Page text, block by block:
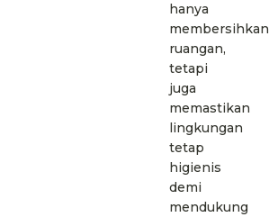
hanya
membersihkan
ruangan,
tetapi
juga
memastikan
lingkungan
tetap
higienis
demi
mendukung